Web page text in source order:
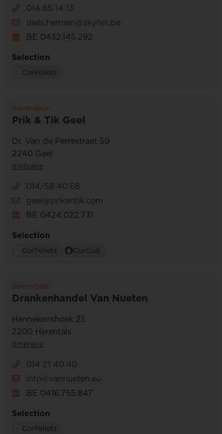
014 85 14 13
diels.herman@skynet.be
BE 0432.145.292
Selection
CorPellets
Revendeur
Prik & Tik Geel
Dr. Van de Perrestraat 59
2240 Geel
Itinéraire
014/58 40 68
geel@prikentik.com
BE 0424.022.731
Selection
CorPellets CorCoal
Revendeur
Drankenhandel Van Nueten
Hannekenshoek 25
2200 Herentals
Itinéraire
014 21 40 40
info@vannueten.eu
BE 0416.755.847
Selection
CorPellets